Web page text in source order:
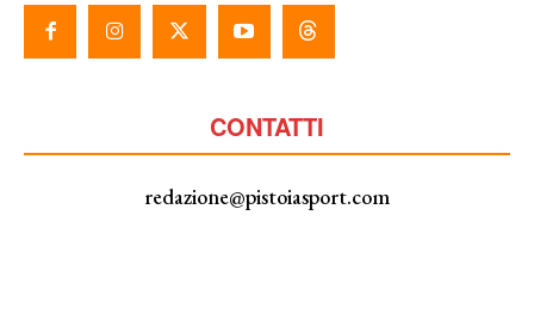
CONTATTI
redazione@pistoiasport.com